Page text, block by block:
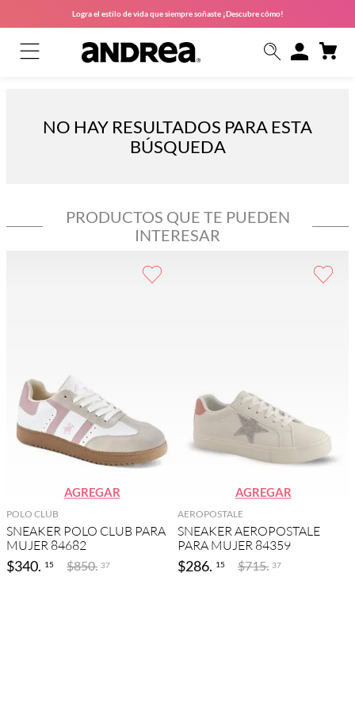
Logra el estilo de vida que siempre soñaste ¡Descubre cómo!
NO HAY RESULTADOS PARA ESTA
BÚSQUEDA
PRODUCTOS QUE TE PUEDEN
INTERESAR
AGREGAR
POLO CLUB
SNEAKER POLO CLUB PARA
MUJER 84682
$340. 15 $850. 37
AGREGAR
AEROPOSTALE
SNEAKER AEROPOSTALE
PARA MUJER 84359
$286. 15 $715. 37